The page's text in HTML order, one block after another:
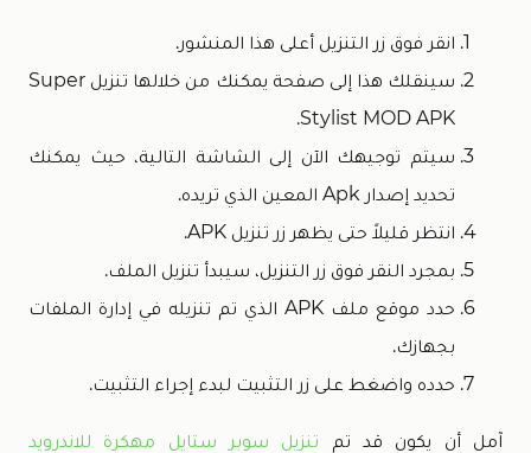
انقر فوق زر التنزيل أعلى هذا المنشور.
سينقلك هذا إلى صفحة يمكنك من خلالها تنزيل Super
Stylist MOD APK.
سيتم توجيهك الآن إلى الشاشة التالية، حيث يمكنك
تحديد إصدار Apk المعين الذي تريده.
انتظر قليلاً حتى يظهر زر تنزيل APK.
بمجرد النقر فوق زر التنزيل، سيبدأ تنزيل الملف.
حدد موقع ملف APK الذي تم تنزيله في إدارة الملفات
بجهازك.
حدده واضغط على زر التثبيت لبدء إجراء التثبيت.
آمل أن يكون قد تم تنزيل سوبر ستايل مهكرة للاندرويد